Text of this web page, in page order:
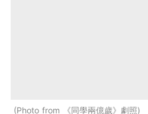
Photo from 《同學兩億歲》劇照